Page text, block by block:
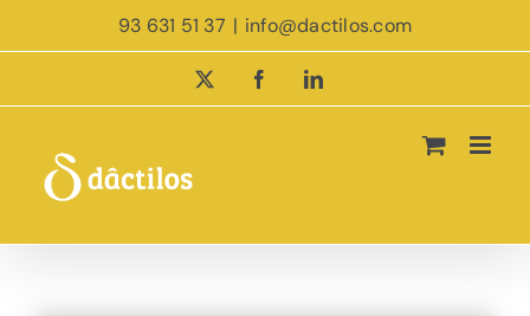
al
93 631 51 37 | info@dactilos.com
X FacebookLinkedIn